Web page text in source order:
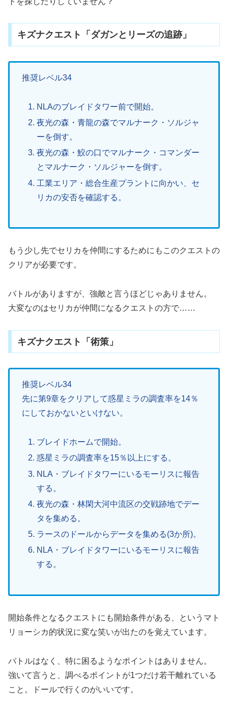
キズナクエスト「ダガンとリーズの追跡」
推奨レベル34
NLAのブレイドタワー前で開始。
夜光の森・青龍の森でマルナーク・ソルジャ
ーを倒す。
夜光の森・鮫の口でマルナーク・コマンダー
とマルナーク・ソルジャーを倒す。
工業エリア・総合生産プラントに向かい、セ
リカの安否を確認する。
もう少し先でセリカを仲間にするためにもこのクエストの
クリアが必要です。
バトルがありますが、強敵と言うほどじゃありません。
大変なのはセリカが仲間になるクエストの方で……
キズナクエスト「術策」
推奨レベル34
先に第9章をクリアして惑星ミラの調査率を14％
にしておかないといけない。
ブレイドホームで開始。
惑星ミラの調査率を15％以上にする。
NLA・ブレイドタワーにいるモーリスに報告
する。
夜光の森・林閑大河中流区の交戦跡地でデー
タを集める。
ラースのドールからデータを集める(3か所)。
NLA・ブレイドタワーにいるモーリスに報告
する。
開始条件となるクエストにも開始条件がある、というマト
リョーシカ的状況に変な笑いが出たのを覚えています。
バトルはなく、特に困るようなポイントはありません。
強いて言うと、調べるポイントが1つだけ若干離れている
こと。ドールで行くのがいいです。